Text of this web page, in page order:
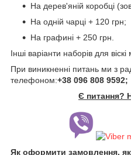
На дерев'яній коробці
На одній чарці + 120 грн;
На графині + 250 грн.
Інші варіанти наборів для
При виникненні питань ми з
телефоном:+38 096 808 9592;
Є питання?
Як оформити замовлення,